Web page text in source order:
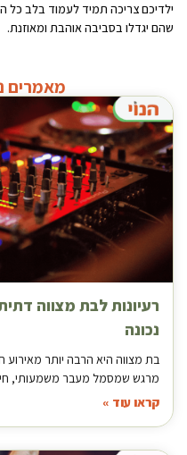
ילדיכם צריכה תמיד לעמוד בלב כל
שהם יגדלו בסביבה אוהבת ומאוזנת.
מאמרים
רעיונות לבת מצווה
נכונה
בת מצווה היא הרבה יותר מאירוע
מרגש שמסמל מעבר משמעותי,
קראו עוד »